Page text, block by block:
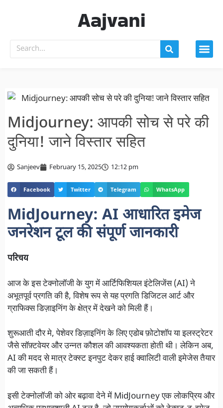
Aajvani
Midjourney: आपकी सोच से परे की
दुनिया! जाने विस्तार सहित
Sanjeev February 15, 2025 12:12 pm
Facebook Twitter Telegram WhatsApp
MidJourney: AI आधारित इमेज
जनरेशन टूल की संपूर्ण जानकारी
परिचय
आज के इस टेक्नोलॉजी के युग में आर्टिफिशियल इंटेलिजेंस (AI) ने
अभूतपूर्व प्रगति की है, विशेष रूप से यह प्रगति डिजिटल आर्ट और
ग्राफिक्स डिज़ाइनिंग के क्षेत्र में देखने को मिली हैं।
शुरूआती दौर मे, पेशेवर डिज़ाइनिंग के लिए एडोब फ़ोटोशॉप या इलस्ट्रेटर
जैसे सॉफ़्टवेयर और उन्नत कौशल की आवश्यकता होती थी। लेकिन अब,
AI की मदद से मात्र टेक्स्ट इनपुट देकर हाई क्वालिटी वाली इमेजेस तैयार
की जा सकती हैं।
इसी टेक्नोलॉजी को ओर बढ़ावा देने में MidJourney एक लोकप्रिय और